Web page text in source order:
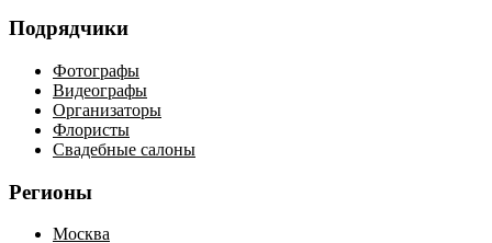
Подрядчики
Фотографы
Видеографы
Организаторы
Флористы
Свадебные салоны
Регионы
Москва